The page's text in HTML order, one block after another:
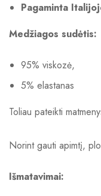
Pagaminta
Medžiagos sudėtis:
95% viskozė,
5% elastanas
Toliau pateikti
Norint gauti apimtį,
Išmatavimai: